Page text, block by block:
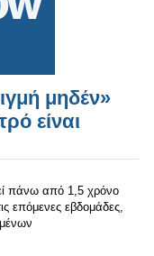
μηδέν»
είναι
πάνω από 1,5 χρόνο
επόμενες εβδομάδες,